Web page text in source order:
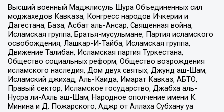
Высший военный Маджлисуль Шура Объединенных сил
моджахедов Кавказа, Конгресс народов Ичкерии и
Дагестана, База, Асбат аль-Ансар, Священная война,
Исламская группа, Братья-мусульмане, Партия исламского
освобождения, Лашкар-И-Тайба, Исламская группа,
Движение Талибан, Исламская партия Туркестана,
Общество социальных реформ, Общество возрождения
исламского наследия, Дом двух святых, Джунд аш-Шам,
Исламский джихад, Аль-Каида, Имарат Кавказ, АБТО,
Правый сектор, Исламское государство, Джабха аль-
Нусра ли-Ахль аш-Шам, Народное ополчение имени К.
Минина и Д. Пожарского, Аджр от Аллаха Субхану уа